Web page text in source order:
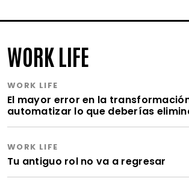
WORK LIFE
WORK LIFE
El mayor error en la
automatizar lo que deberías
WORK LIFE
Tu antiguo rol no va a regresar